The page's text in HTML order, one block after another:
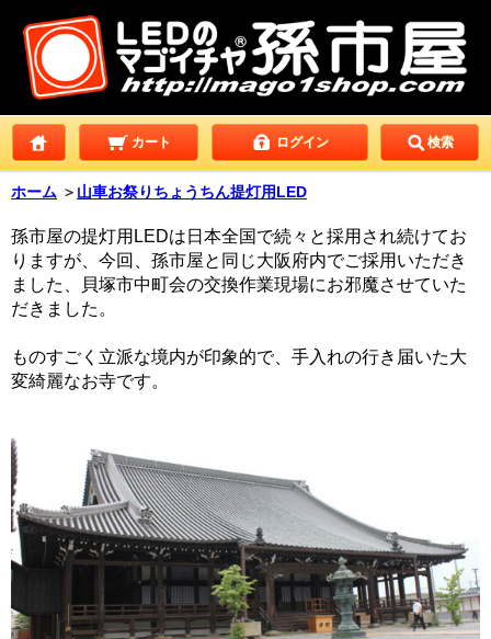
カート ログイン 検索
ホーム ＞ 山車お祭りちょうちん提灯用LED
孫市屋の提灯用LEDは日本全国で続々と採用され続けてお
りますが、今回、孫市屋と同じ大阪府内でご採用いただき
ました、貝塚市中町会の交換作業現場にお邪魔させていた
だきました。
ものすごく立派な境内が印象的で、手入れの行き届いた大
変綺麗なお寺です。